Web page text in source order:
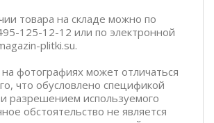
товара на складе можно по
125-12-12 или по электронной
plitki.su.
фотографиях может отличаться
что обусловлено спецификой
разрешением используемого
обстоятельство не является